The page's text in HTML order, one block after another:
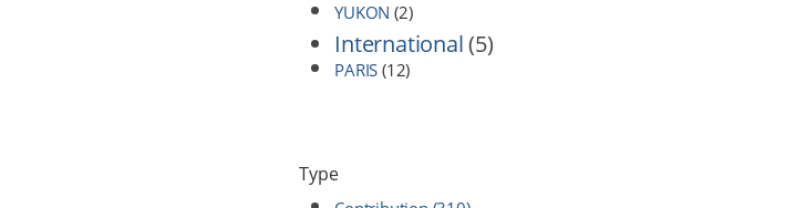
YUKON (2)
International(5)
PARIS (12)
Type